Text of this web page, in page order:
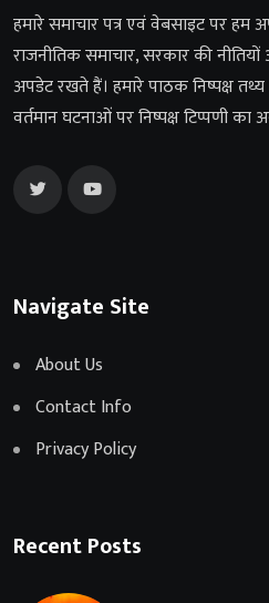
हमारे समाचार पत्र एवं वेबसाइट पर
राजनीतिक समाचार, सरकार की
अपडेट रखते हैं। हमारे पाठक निष्पक्ष तथ्य
वर्तमान घटनाओं पर निष्पक्ष टिप्पणी
Navigate Site
About Us
Contact Info
Privacy Policy
Recent Posts